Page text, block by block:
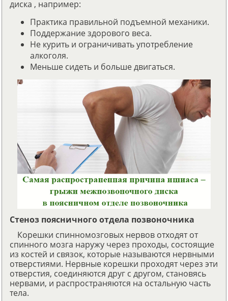
диска , например:
Практика правильной подъемной механики.
Поддержание здорового веса.
Не курить и ограничивать употребление
алкоголя.
Меньше сидеть и больше двигаться.
Стеноз поясничного отдела позвоночника
Корешки спинномозговых нервов отходят от
спинного мозга наружу через проходы, состоящие
из костей и связок, которые называются нервными
отверстиями. Нервные корешки проходят через эти
отверстия, соединяются друг с другом, становясь
нервами, и распространяются на остальную часть
тела.